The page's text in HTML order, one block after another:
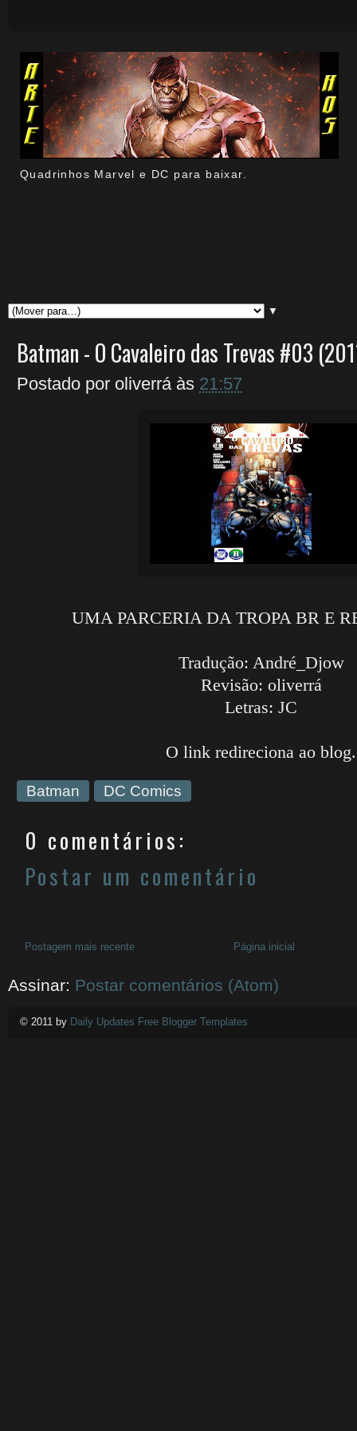
Quadrinhos Marvel e DC para baixar.
▼
Batman - O Cavaleiro das Trevas #03
Postado por oliverrá às 21:57
UMA PARCERIA DA TROPA BR E
Tradução: André_Djow
Revisão: oliverrá
Letras: JC
O link redireciona ao blog.
Batman DC Comics
0 comentários:
Postar um comentário
Postagem mais recente Página inicial
Assinar: Postar comentários (Atom)
© 2011 by Daily Updates Free Blogger Templates